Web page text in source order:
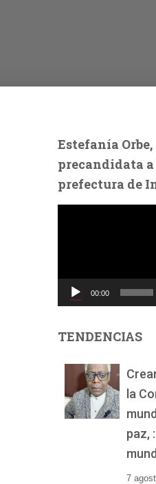
Estefanía Orbe,
precandidata
prefectura de
t
00:00
TENDENCIAS
la
paz,
7